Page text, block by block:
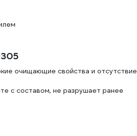
очищающие свойства и отсутствие
с составом, не разрушает ранее